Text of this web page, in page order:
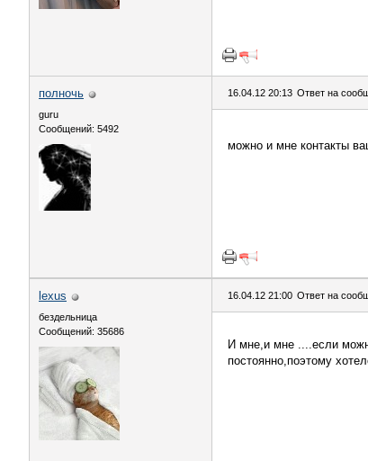
полночь
guru
Сообщений: 5492
16.04.12 20:13 Ответ на
можно и мне контакты
lexus
бездельница
Сообщений: 35686
16.04.12 21:00 Ответ на
И мне,и мне ....если
постоянно,поэтому